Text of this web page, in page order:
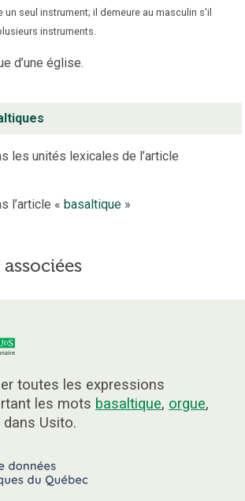
un seul instrument; il demeure au masculin s'il
instruments.
d’une église.
les unités lexicales de l’article
l’article «basaltique »
toutes les expressions
les mots basaltique, orgue,
dans Usito.